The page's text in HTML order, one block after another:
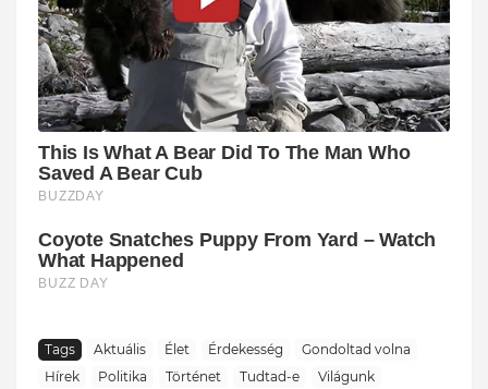
Tags Aktuális Élet Érdekesség
Gondoltad volna
Hírek
Politika Történet Tudtad-e Világunk